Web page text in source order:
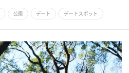
公園 デート デートスポット